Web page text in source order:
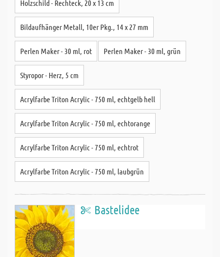
Holzschild - Rechteck, 20 x 13 cm
Bildaufhänger Metall, 10er Pkg., 14 x 27 mm
Perlen Maker - 30 ml, rot Perlen Maker - 30 ml, grün
Styropor - Herz, 5 cm
Acrylfarbe Triton Acrylic - 750 ml, echtgelb hell
Acrylfarbe Triton Acrylic - 750 ml, echtorange
Acrylfarbe Triton Acrylic - 750 ml, echtrot
Acrylfarbe Triton Acrylic - 750 ml, laubgrün
Bastelidee